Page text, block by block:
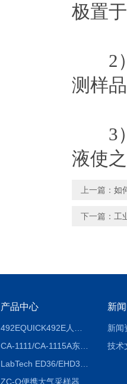
极置
2
测样
3
液使
上一篇： 如
下一篇： 工
产品中心
CA-1111/CA-1115A东京理化EYELA CA-1111/CA-1115A冷却水循环装置
ZC-Q便携大气采样器
新
新闻
技术